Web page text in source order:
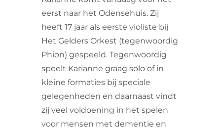
eerst naar het Odensehuis. Zij
heeft 17 jaar als eerste violiste bij
Het Gelders Orkest (tegenwoordig
Phion) gespeeld. Tegenwoordig
speelt Karianne graag solo of in
kleine formaties bij speciale
gelegenheden en daarnaast vindt
zij veel voldoening in het spelen
voor mensen met dementie en